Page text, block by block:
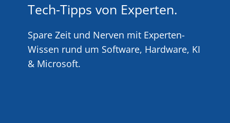
Tech-Tipps von Experten.
Spare Zeit und Nerven mit Experten-
Wissen rund um Software, Hardware, KI
& Microsoft.